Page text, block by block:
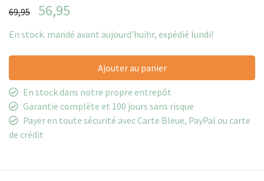
69,95 56,95
En stock. mandé avant aujourd'huihr, expédié lundi!
Ajouter au panier
En stock dans notre propre entrepôt
Garantie complète et 100 jours sans risque
Payer en toute sécurité avec Carte Bleue, PayPal ou carte
de crédit